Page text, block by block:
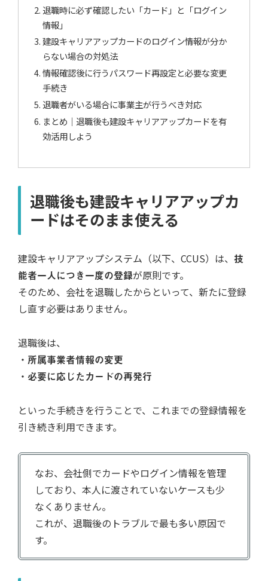
退職時に必ず確認したい「カード」と「ログイン
情報」
建設キャリアアップカードのログイン情報が分か
らない場合の対処法
情報確認後に行うパスワード再設定と必要な変更
手続き
退職者がいる場合に事業主が行うべき対応
まとめ｜退職後も建設キャリアアップカードを有
効活用しよう
退職後も建設キャリアアップカ
ードはそのまま使える
建設キャリアアップシステム（以下、CCUS）は、 技
能者一人につき一度の登録が原則です。
そのため、会社を退職したからといって、新たに登録
し直す必要はありません。
退職後は、
・ 所属事業者情報の変更
・ 必要に応じたカードの再発行
といった手続きを行うことで、これまでの登録情報を
引き続き利用できます。
なお、会社側でカードやログイン情報を管理
しており、本人に渡されていないケースも少
なくありません。
これが、退職後のトラブルで最も多い原因で
す。